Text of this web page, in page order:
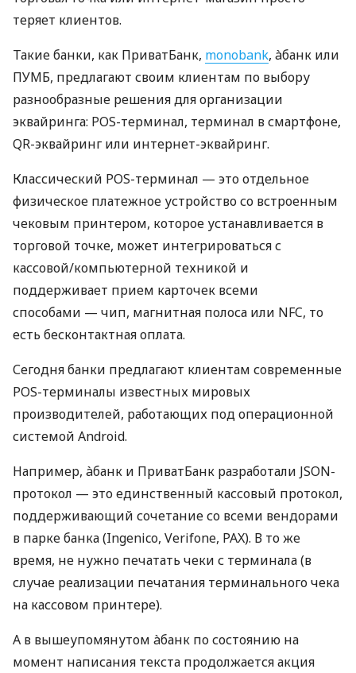
теряет клиентов.
Такие банки, как ПриватБанк, monobank, àбанк или
ПУМБ, предлагают своим клиентам по выбору
разнообразные решения для организации
эквайринга: POS-терминал, терминал в смартфоне,
QR-эквайринг или интернет-эквайринг.
Классический POS-терминал — это отдельное
физическое платежное устройство со встроенным
чековым принтером, которое устанавливается в
торговой точке, может интегрироваться с
кассовой/компьютерной техникой и
поддерживает прием карточек всеми
способами — чип, магнитная полоса или NFC, то
есть бесконтактная оплата.
Сегодня банки предлагают клиентам современные
POS-терминалы известных мировых
производителей, работающих под операционной
системой Android.
Например, àбанк и ПриватБанк разработали JSON-
протокол — это единственный кассовый протокол,
поддерживающий сочетание со всеми вендорами
в парке банка (Ingenico, Verifone, PAX). В то же
время, не нужно печатать чеки с терминала (в
случае реализации печатания терминального чека
на кассовом принтере).
А в вышеупомянутом àбанк по состоянию на
момент написания текста продолжается акция